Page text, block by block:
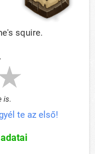
squire.
is.
te az első!